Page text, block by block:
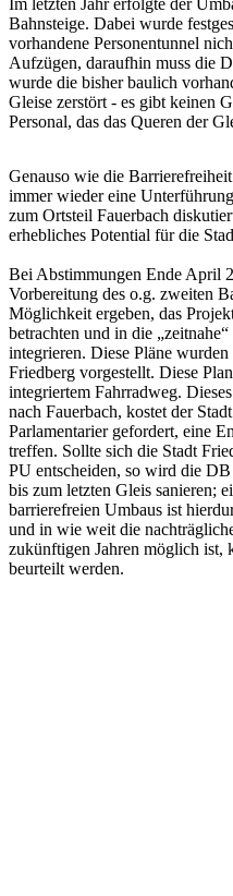
Bahnsteige. Dabei wurde
vorhandene Personentunnel
Aufzügen, daraufhin muss die
wurde die bisher baulich
Gleise zerstört - es gibt keinen
Personal, das das Queren der
Genauso wie die
immer wieder eine
zum Ortsteil Fauerbach
erhebliches Potential für die
Bei Abstimmungen Ende April
Vorbereitung des o.g. zweiten
Möglichkeit ergeben, das
betrachten und in die
integrieren. Diese Pläne
Friedberg vorgestellt. Diese
integriertem Fahrradweg.
nach Fauerbach, kostet der
Parlamentarier gefordert, eine
treffen. Sollte sich die Stadt
PU entscheiden, so wird die
bis zum letzten Gleis sanieren;
barrierefreien Umbaus ist
und in wie weit die
zukünftigen Jahren möglich ist,
beurteilt werden.